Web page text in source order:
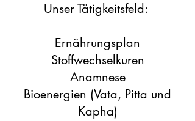
Unser Tätigkeitsfeld:
Ernährungsplan
Stoffwechselkuren
Anamnese
Bioenergien (Vata, Pitta und
Kapha)